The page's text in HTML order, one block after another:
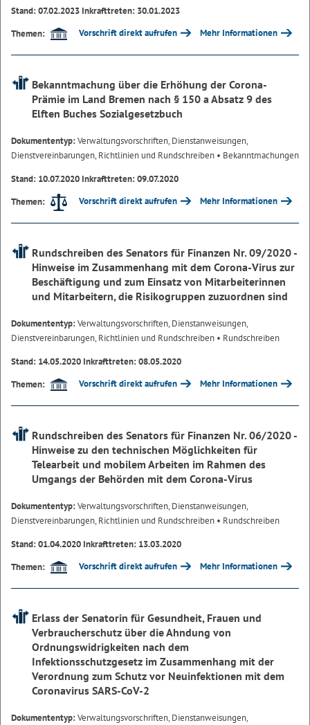
Stand: 07.02.2023 Inkrafttreten: 30.01.2023
Themen:
Vorschrift direkt aufrufen Mehr Informationen
Bekanntmachung über die Erhöhung der Corona-
Prämie im Land Bremen nach § 150 a Absatz 9 des
Elften Buches Sozialgesetzbuch
Dokumententyp:Verwaltungsvorschriften, Dienstanweisungen,
Dienstvereinbarungen, Richtlinien und Rundschreiben • Bekanntmachungen
Stand: 10.07.2020 Inkrafttreten: 09.07.2020
Themen:
Vorschrift direkt aufrufen Mehr Informationen
Rundschreiben des Senators für Finanzen Nr. 09/2020 -
Hinweise im Zusammenhang mit dem Corona-Virus zur
Beschäftigung und zum Einsatz von Mitarbeiterinnen
und Mitarbeitern, die Risikogruppen zuzuordnen sind
Dokumententyp:Verwaltungsvorschriften, Dienstanweisungen,
Dienstvereinbarungen, Richtlinien und Rundschreiben • Rundschreiben
Stand: 14.05.2020 Inkrafttreten: 08.05.2020
Themen:
Vorschrift direkt aufrufen Mehr Informationen
Rundschreiben des Senators für Finanzen Nr. 06/2020 -
Hinweise zu den technischen Möglichkeiten für
Telearbeit und mobilem Arbeiten im Rahmen des
Umgangs der Behörden mit dem Corona-Virus
Dokumententyp:Verwaltungsvorschriften, Dienstanweisungen,
Dienstvereinbarungen, Richtlinien und Rundschreiben • Rundschreiben
Stand: 01.04.2020 Inkrafttreten: 13.03.2020
Themen:
Vorschrift direkt aufrufen Mehr Informationen
Erlass der Senatorin für Gesundheit, Frauen und
Verbraucherschutz über die Ahndung von
Ordnungswidrigkeiten nach dem
Infektionsschutzgesetz im Zusammenhang mit der
Verordnung zum Schutz vor Neuinfektionen mit dem
Coronavirus SARS-CoV-2
Dokumententyp:Verwaltungsvorschriften, Dienstanweisungen,